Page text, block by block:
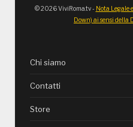
© 2026 ViviRoma.tv - Nota Legale
Down) ai sensi della
Chi siamo
Contatti
Store